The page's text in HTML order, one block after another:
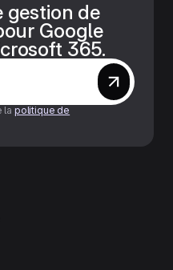
gestion de
Google
365.
la politique de